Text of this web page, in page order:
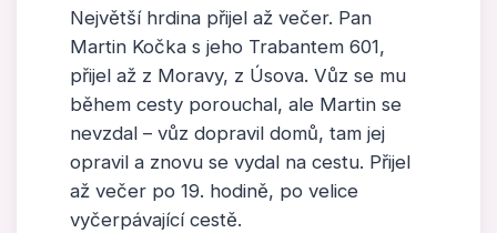
Největší hrdina přijel až večer. Pan
Martin Kočka s jeho Trabantem 601,
přijel až z Moravy, z Úsova. Vůz se mu
během cesty porouchal, ale Martin se
nevzdal – vůz dopravil domů, tam jej
opravil a znovu se vydal na cestu. Přijel
až večer po 19. hodině, po velice
vyčerpávající cestě.